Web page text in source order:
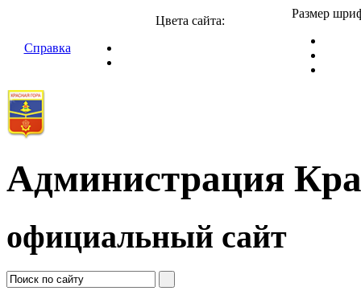
Справка
Цвета сайта:
Размер
Администрация
официальный сайт